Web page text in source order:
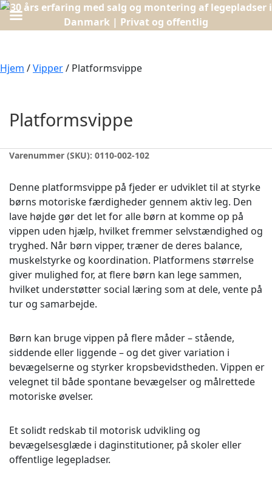
Hjem /Vipper/ Platformsvippe
Platformsvippe
Varenummer (SKU): 0110-002-102
Denne platformsvippe på fjeder er udviklet til at styrke
børns motoriske færdigheder gennem aktiv leg. Den
lave højde gør det let for alle børn at komme op på
vippen uden hjælp, hvilket fremmer selvstændighed og
tryghed. Når børn vipper, træner de deres balance,
muskelstyrke og koordination. Platformens størrelse
giver mulighed for, at flere børn kan lege sammen,
hvilket understøtter social læring som at dele, vente på
tur og samarbejde.
Børn kan bruge vippen på flere måder – stående,
siddende eller liggende – og det giver variation i
bevægelserne og styrker kropsbevidstheden. Vippen er
velegnet til både spontane bevægelser og målrettede
motoriske øvelser.
Et solidt redskab til motorisk udvikling og
bevægelsesglæde i daginstitutioner, på skoler eller
offentlige legepladser.